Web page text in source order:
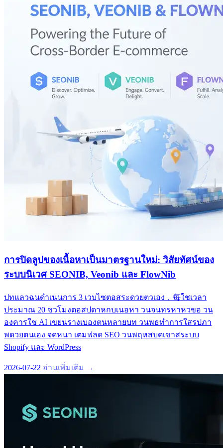
การปิดลูปของเนื้อหาเป็นมาตรฐานใหม่: วิสัยทัศน์ของ
ระบบนิเวศ SEONIB, Veonib และ FlowNib
ปทแลวฉนดำเนนการ 3 เวบไซตอสระดวยตวเอง，每ใชเวลา
ประมาณ 20 ชวโมงตอสปดาหกบเนอหา วนจนทรหาหวขอ วน
องคารใช AI เขยนรางเบองตนหลายบท วนพธทำการใสรปภา
พดวยตนเอง จดหนา เตมฟลด SEO วนพฤหสบดเขาสระบบ
Shopify และ WordPress
2026-07-22 อ่านเพิ่มเติม →